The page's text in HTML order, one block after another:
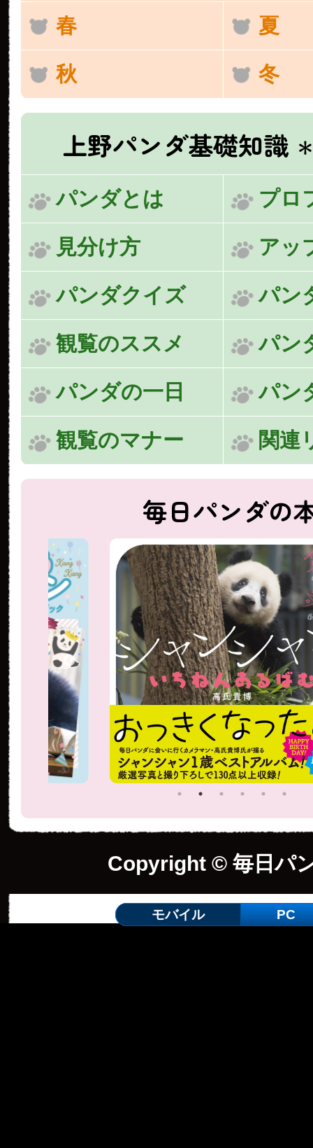
春 夏
秋 冬
上野パンダ基礎知識
パンダとは プロ
見分け方 アッ
パンダクイズ パン
観覧のススメ パン
パンダの一日 パン
観覧のマナー 関連
毎日パンダの
Copyright © 毎日パ
モバイル PC